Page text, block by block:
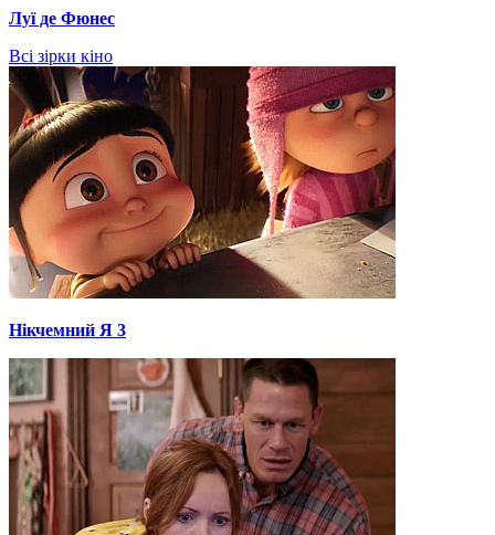
Луї де Фюнес
Всі зірки кіно
Нікчемний Я 3